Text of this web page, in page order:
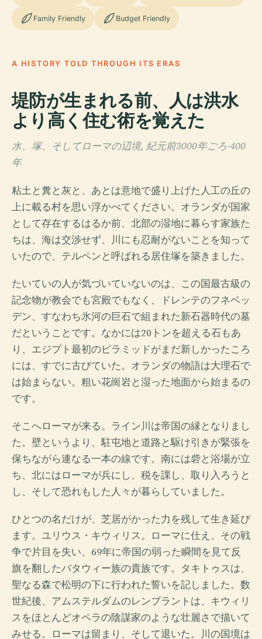
Family Friendly Budget Friendly
A HISTORY TOLD THROUGH ITS ERAS
堤防が生まれる前、人は洪水
より高く住む術を覚えた
水、塚、そしてローマの辺境, 紀元前3000年ごろ-400
年
粘土と糞と灰と、あとは意地で盛り上げた人工の丘の
上に載る村を思い浮かべてください。オランダが国家
として存在するはるか前、北部の湿地に暮らす家族た
ちは、海は交渉せず、川にも忍耐がないことを知って
いたので、テルペンと呼ばれる居住塚を築きました。
たいていの人が気づいていないのは、この国最古級の
記念物が教会でも宮殿でもなく、ドレンテのフネベッ
デン、すなわち氷河の巨石で組まれた新石器時代の墓
だということです。なかには20トンを超える石もあ
り、エジプト最初のピラミッドがまだ新しかったころ
には、すでに古びていた。オランダの物語は大理石で
は始まらない。粗い花崗岩と湿った地面から始まるの
です。
そこへローマが来る。ライン川は帝国の縁となりまし
た。壁というより、駐屯地と道路と駆け引きが緊張を
保ちながら連なる一本の線です。南には砦と浴場が立
ち、北にはローマが兵にし、税を課し、取り入ろうと
し、そして恐れもした人々が暮らしていました。
ひとつの名だけが、芝居がかった力を残して生き延び
ます。ユリウス・キウィリス。ローマに仕え、その戦
争で片目を失い、69年に帝国の弱った瞬間を見て反
旗を翻したバタウィー族の貴族です。タキトゥスは、
聖なる森で松明の下に行われた誓いを記しました。数
世紀後、アムステルダムのレンブラントは、キウィリ
スをほとんどオペラの陰謀家のような壮麗さで描いて
みせる。ローマは留まり、そして退いた。川の国境は